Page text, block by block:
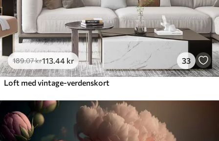
189.07kr113 .44 kr 33
Loft med vintage-verdenskort